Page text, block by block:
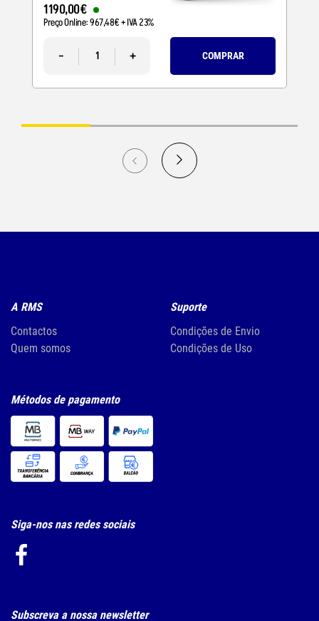
1190,00€
Preço Online:967,48€+ IVA 23%
- + COMPRAR
A RMS
Contactos
Quem somos
Suporte
Condições de Envio
Condições de Uso
Métodos de pagamento
Siga-nos nas redes sociais
Subscreva a nossa newsletter